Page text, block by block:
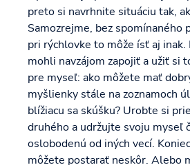
preto si navrhnite situáciu tak,
Samozrejme, bez spomínaného
pri rýchlovke to môže ísť aj inak.
mohli navzájom zapojiť a užiť si
pre myseľ: ako môžete mať
myšlienky stále na zoznamoch
blížiacu sa skúšku? Urobte si
druhého a udržujte svoju myseľ
oslobodenú od iných vecí.
môžete postarať neskôr. Alebo